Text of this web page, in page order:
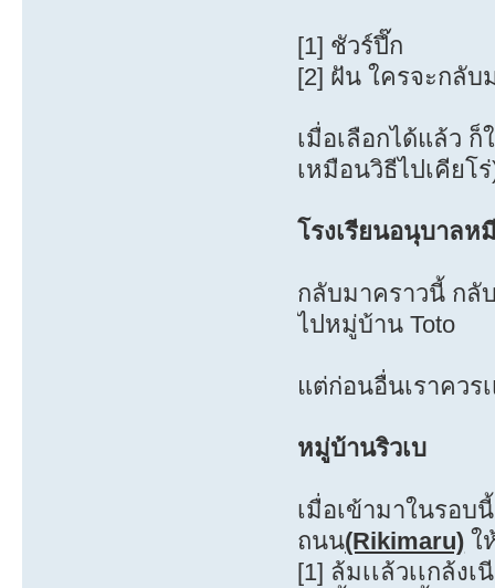
[1] ชัวร์ปึ๊ก
[2] ฝัน ใครจะกลับ
เมื่อเลือกได้แล้ว
เหมือนวิธีไปเคียโ
โรงเรียนอนุบาลห
กลับมาคราวนี้ กลั
ไปหมู่บ้าน Toto
แต่ก่อนอื่นเราควร
หมู่บ้านริวเบ
เมื่อเข้ามาในรอบ
ถนน(Rikimaru) ใ
[1] ล้มเเล้วเเกล้งเ